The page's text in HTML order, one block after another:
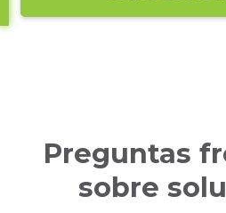
Preguntas
sobre